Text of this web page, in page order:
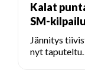
Kalat
SM-
Jännitys
nyt